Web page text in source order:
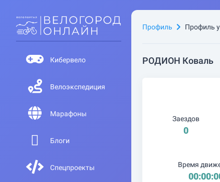
Кибервело
Велоэкспедиция
Марафоны
Блоги
Спецпроекты
Профиль Профиль
РОДИОН Коваль
Заездов
0
Время